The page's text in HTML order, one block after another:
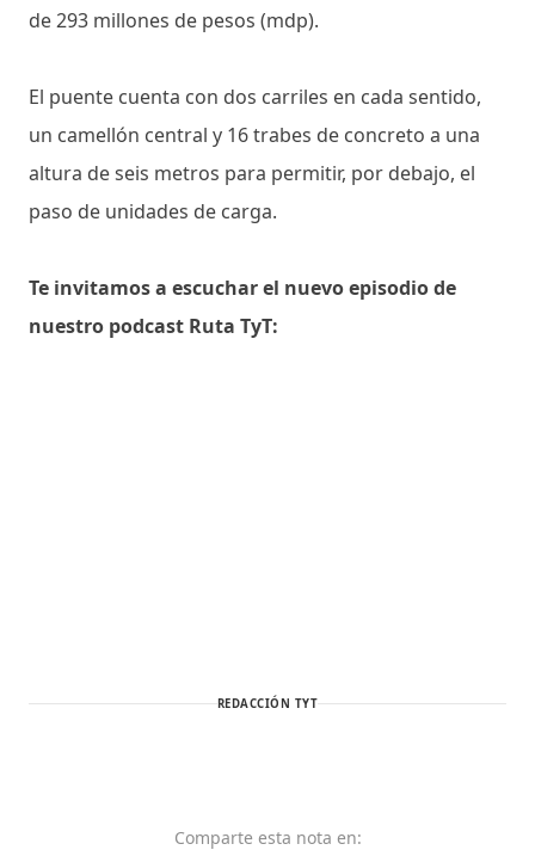
de 293 millones de pesos (mdp).
El puente cuenta con dos carriles en cada sentido,
un camellón central y 16 trabes de concreto a una
altura de seis metros para permitir, por debajo, el
paso de unidades de carga.
Te invitamos a escuchar el nuevo episodio de
nuestro podcast Ruta TyT:
REDACCIÓN TYT
Comparte esta nota en: